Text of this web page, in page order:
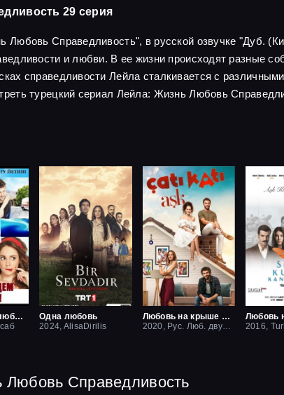
29 серия
Справедливость", в русской озвучке "Дуб.
и любви. В ее жизни происходят разные
справедливости Лейла сталкивается с
турецкий сериал Лейла: Жизнь Любовь
Срочно ищем любовь
Одна любовь
2024, AlisaDirilis
Любовь на крыше / Чердак любви
2020, Рус. Люб. двухголосый
2016,
Любовь Справедливость